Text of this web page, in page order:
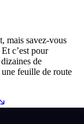
mais savez-vous
c’est pour
de
feuille de route